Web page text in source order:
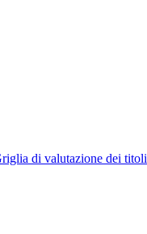
di valutazione dei titoli